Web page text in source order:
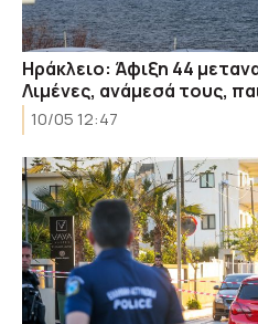
Ηράκλειο: Άφιξη 44
Λιμένες, ανάμεσά τους,
10/05 12:47